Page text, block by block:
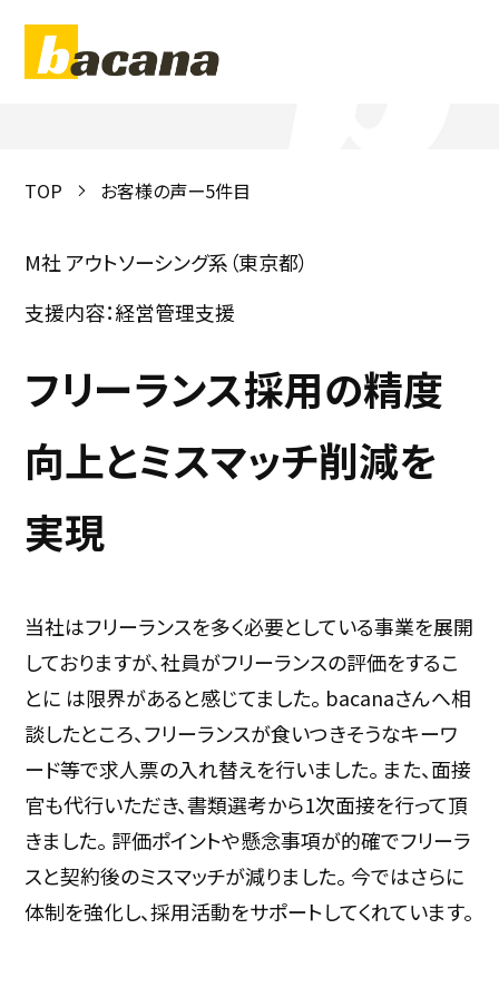
お客様の声
TOP お客様の声ー5件目
M社 アウトソーシング系（東京都）
支援内容：経営管理支援
フリーランス採用の精度
向上とミスマッチ削減を
実現
当社はフリーランスを多く必要としている事業を展開
しておりますが、社員がフリーランスの評価をするこ
とに は限界があると感じてました。 bacanaさんへ相
談したところ、フリーランスが食いつきそうなキーワ
ード等で求人票の入れ替えを行いました。 また、面接
官も代行いただき、書類選考から1次面接を行って頂
きました。 評価ポイントや懸念事項が的確でフリーラ
スと契約後のミスマッチが減りました。 今ではさらに
体制を強化し、採用活動をサポートしてくれています。